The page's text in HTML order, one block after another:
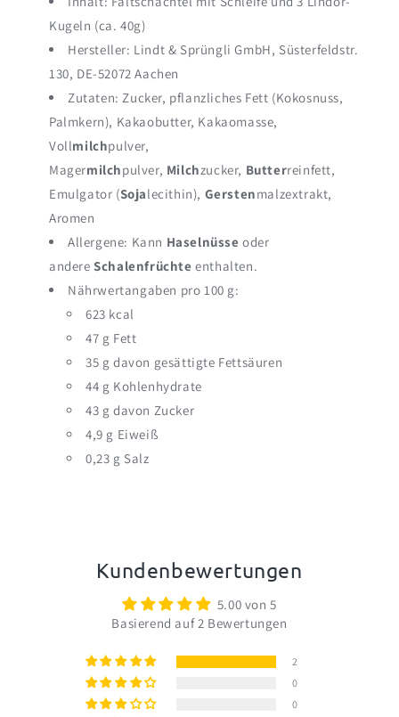
Kugeln (ca. 40g)
Hersteller: Lindt & Sprüngli GmbH, Süsterfeldstr.
130, DE-52072 Aachen
Zutaten: Zucker, pflanzliches Fett (Kokosnuss,
Palmkern), Kakaobutter, Kakaomasse,
Vollmilchpulver,
Magermilchpulver, Milchzucker, Butterreinfett,
Emulgator (Sojalecithin), Gerstenmalzextrakt,
Aromen
Allergene: Kann Haselnüsse oder
andereSchalenfrüchte enthalten.
Nährwertangaben pro 100 g:
623 kcal
47 g Fett
35 g davon gesättigte Fettsäuren
44 g Kohlenhydrate
43 g davon Zucker
4,9 g Eiweiß
0,23 g Salz
Kundenbewertungen
5.00 von 5
Basierend auf 2 Bewertungen
2
0
0